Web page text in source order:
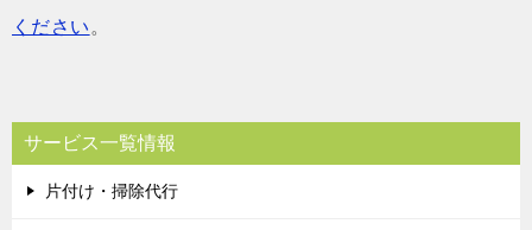
ください 。
サービス一覧情報
片付け・掃除代行